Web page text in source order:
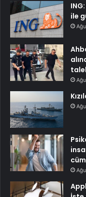
ile